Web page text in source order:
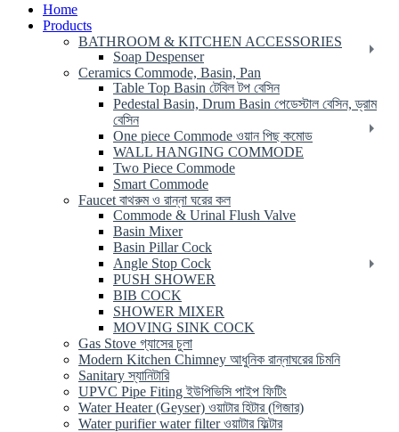
Home
Products
BATHROOM & KITCHEN ACCESSORIES
Soap Despenser
Ceramics Commode, Basin, Pan
Table Top Basin টেবিল টপ বেসিন
Pedestal Basin, Drum Basin পেডেস্টাল বেসিন, ড্রাম
বেসিন
One piece Commode ওয়ান পিছ কমোড
WALL HANGING COMMODE
Two Piece Commode
Smart Commode
Faucet বাথরুম ও রান্না ঘরের কল
Commode & Urinal Flush Valve
Basin Mixer
Basin Pillar Cock
Angle Stop Cock
PUSH SHOWER
BIB COCK
SHOWER MIXER
MOVING SINK COCK
Gas Stove গ্যাসের চুলা
Modern Kitchen Chimney আধুনিক রান্নাঘরের চিমনি
Sanitary স্যানিটারি
UPVC Pipe Fiting ইউপিভিসি পাইপ ফিটিং
Water Heater (Geyser) ওয়াটার হিটার (গিজার)
Water purifier water filter ওয়াটার ফিল্টার